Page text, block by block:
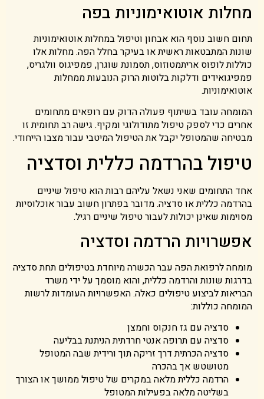
מחלות אוטואימוניות בפה
תחום חשוב נוסף הוא אבחון וטיפול במחלות אוטואימוניות
שונות המתבטאות ראשית או בעיקר בחלל הפה. מחלות אלו
כוללות לופוס אריתמטוזוס, תסמונת שוגרן, פמפיגוס וולגריס,
פמפיגואידים ודלקות בלוטות הרוק הנובעות ממחלות
אוטואימוניות.
המומחה עובד בשיתוף פעולה הדוק עם רופאים מתחומים
אחרים כדי לספק טיפול מתודולוגי ומקיף. גישה רב תחומית זו
מבטיחה שהמטופל יקבל את הטיפול המיטבי עבור מצבו הייחודי.
טיפול בהרדמה כללית וסדציה
אחד התחומים שאני נשאל עליהם רבות הוא טיפול שיניים
בהרדמה כללית או סדציה. מדובר בפתרון חשוב עבור אוכלוסיות
מסוימות שאינן יכולות לעבור טיפול שיניים רגיל.
אפשרויות הרדמה וסדציה
מומחה לרפואת הפה עבר הכשרה מיוחדת בטיפולים תחת סדציה
בדרגות שונות והרדמה כללית, והוא מוסמך על ידי משרד
הבריאות לביצוע טיפולים כאלה. האפשרויות העומדות לרשות
המומחה כוללות:
סדציה עם גז חנקוס וחמצן
סדציה עם תרופה אנטי חרדתית הניתנת בבליעה
סדציה הכרתית דרך זריקה תוך ורידית שבה המטופל
מטושטש אך בהכרה
הרדמה כללית מלאה במקרים של טיפול ממושך או הצורך
בשליטה מלאה בפעילות המטופל